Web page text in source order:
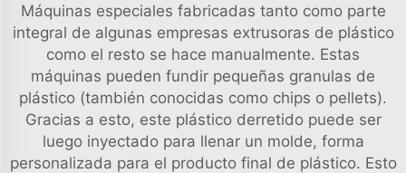
Máquinas especiales fabricadas tanto como parte
integral de algunas empresas extrusoras de plástico
como el resto se hace manualmente. Estas
máquinas pueden fundir pequeñas granulas de
plástico (también conocidas como chips o pellets).
Gracias a esto, este plástico derretido puede ser
luego inyectado para llenar un molde, forma
personalizada para el producto final de plástico. Esto